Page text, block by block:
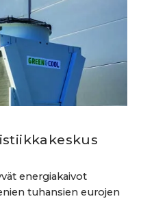
energiakaivot
tuhansien eurojen